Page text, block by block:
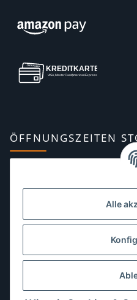
Alle
ÖFFNUNGSZEITEN
10:00–13:00,
Dienstag:10:00–13:00,
10:00–13:00 Uhr
Freitag:10:00–13:00,